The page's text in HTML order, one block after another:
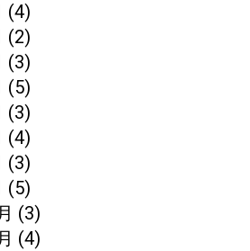
(4)
(2)
(3)
(5)
(3)
(4)
(3)
(5)
(3)
(4)